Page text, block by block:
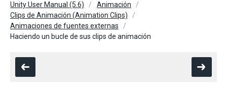
Unity User Manual (5.6)
Animación
Clips de Animación (Animation Clips)
Animaciones de fuentes externas
Haciendo un bucle de sus clips de animación